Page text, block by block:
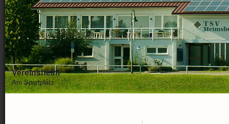
Vereinsheim
Am Sportplatz